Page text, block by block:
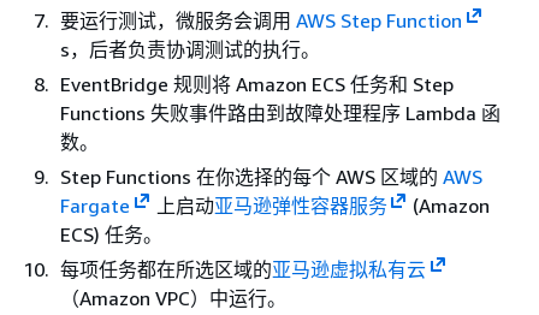
要运行测试，微服务会调用 AWS Step Function
s，后者负责协调测试的执行。
EventBridge 规则将 Amazon ECS 任务和 Step
Functions 失败事件路由到故障处理程序 Lambda 函
数。
Step Functions 在你选择的每个 AWS 区域的 AWS
Fargate
上启动亚马逊弹性容器服务
(Amazon
ECS) 任务。
每项任务都在所选区域的亚马逊虚拟私有云
（Amazon VPC）中运行。